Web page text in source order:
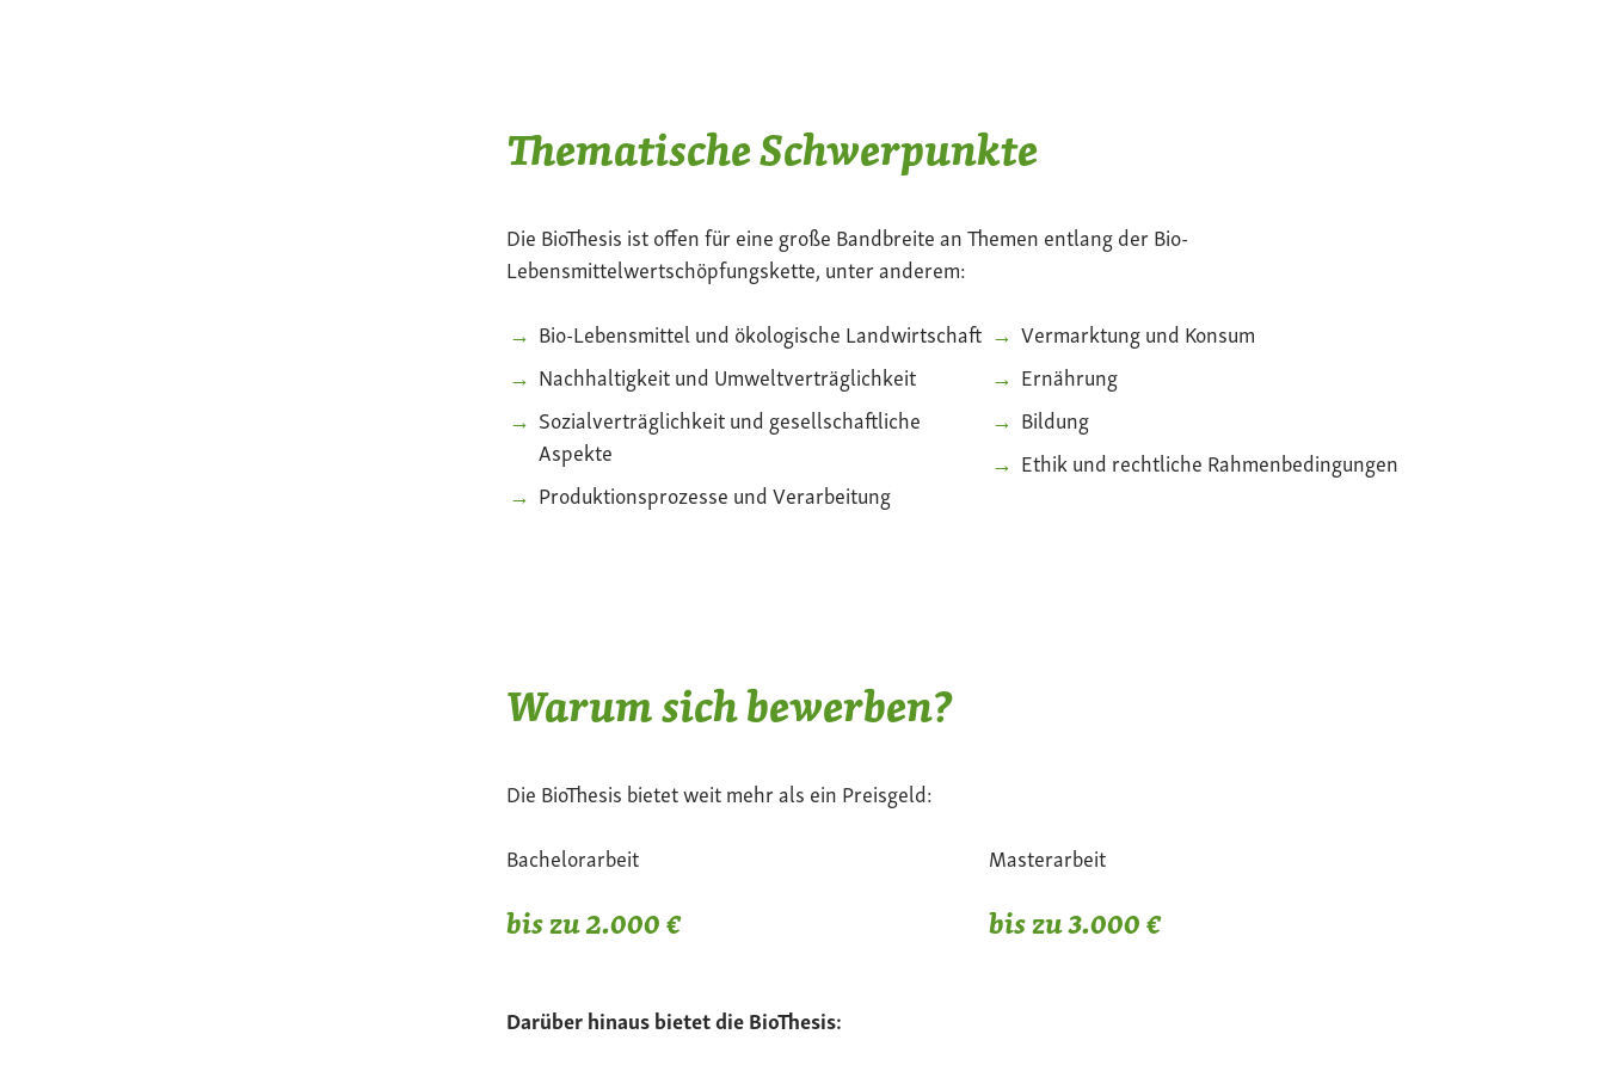
Thematische Schwerpunkte
Die BioThesis ist offen für eine große Bandbreite an Themen entlang der Bio-
Lebensmittelwertschöpfungskette, unter anderem:
Bio-Lebensmittel und ökologische Landwirtschaft
Nachhaltigkeit und Umweltverträglichkeit
Sozialverträglichkeit und gesellschaftliche
Aspekte
Produktionsprozesse und Verarbeitung
Vermarktung und Konsum
Ernährung
Bildung
Ethik und rechtliche Rahmenbedingungen
Warum sich bewerben?
Die BioThesis bietet weit mehr als ein Preisgeld:
Bachelorarbeit
bis zu 2.000 €
Masterarbeit
bis zu 3.000 €
Darüber hinaus bietet die BioThesis: